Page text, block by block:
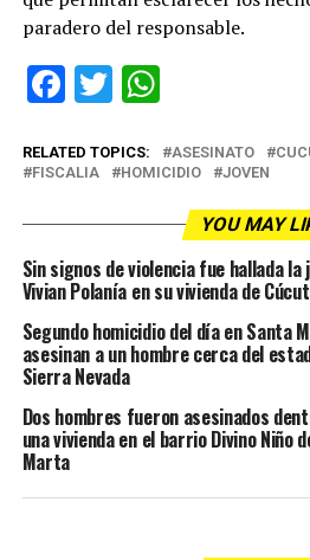
paradero del responsable.
Facebook
TwitterWhatsApp
RELATED TOPICS: ASESINATO
FISCALIA
HOMICIDIO JOVEN
YOU MAY
Sin signos de violencia fue hallada la
Vivian Polanía en su vivienda de
Segundo homicidio del día en Santa
asesinan a un hombre cerca del
Sierra Nevada
Dos hombres fueron asesinados
una vivienda en el barrio Divino Niño
Marta